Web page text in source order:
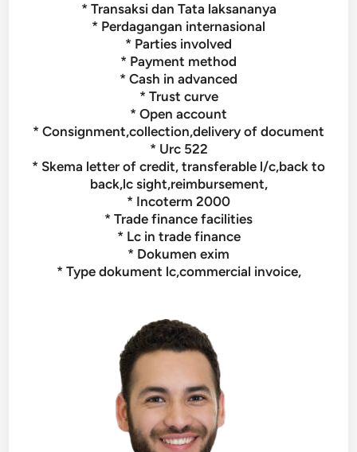
* Transaksi dan Tata laksananya
* Perdagangan internasional
* Parties involved
* Payment method
* Cash in advanced
* Trust curve
* Open account
* Consignment,collection,delivery of document
* Urc 522
* Skema letter of credit, transferable l/c,back to
back,lc sight,reimbursement,
* Incoterm 2000
* Trade finance facilities
* Lc in trade finance
* Dokumen exim
* Type dokument lc,commercial invoice,